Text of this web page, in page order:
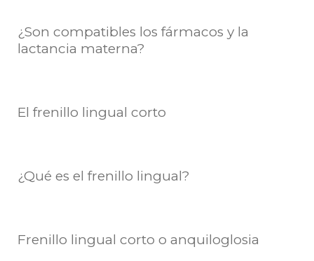
¿Son compatibles los fármacos y la
lactancia materna?
El frenillo lingual corto
¿Qué es el frenillo lingual?
Frenillo lingual corto o anquiloglosia